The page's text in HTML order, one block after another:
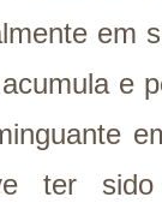
em
e
ter